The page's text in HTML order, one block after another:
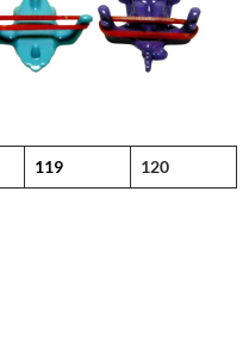
119 120